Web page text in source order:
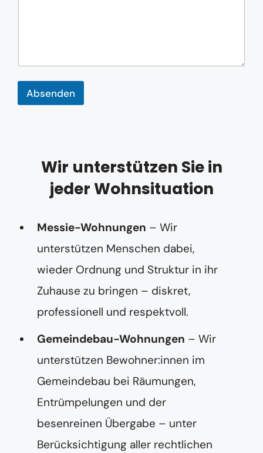
Absenden
Wir unterstützen Sie in
jeder Wohnsituation
Messie-Wohnungen – Wir
unterstützen Menschen dabei,
wieder Ordnung und Struktur in ihr
Zuhause zu bringen – diskret,
professionell und respektvoll.
Gemeindebau-Wohnungen – Wir
unterstützen Bewohner:innen im
Gemeindebau bei Räumungen,
Entrümpelungen und der
besenreinen Übergabe – unter
Berücksichtigung aller rechtlichen